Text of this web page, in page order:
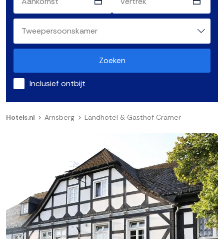
Zoeken
Inclusief ontbijt
Hotels.nl Arnsberg Landhotel & Gasthof Cramer